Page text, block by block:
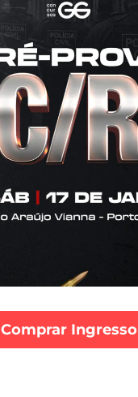
Comprar Ingresso